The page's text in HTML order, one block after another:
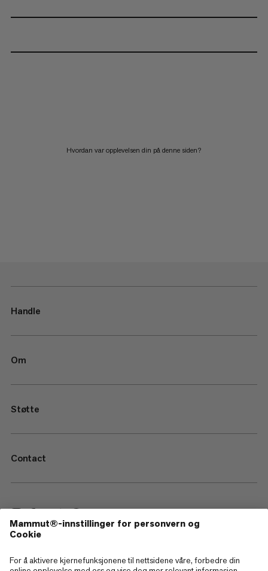
Hvordan var opplevelsen din på denne siden?
Handle
Om
Støtte
Contact
—